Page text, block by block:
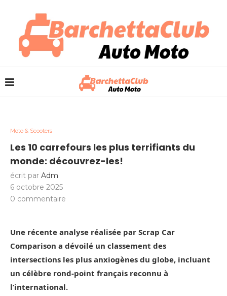
Moto & Scooters
Les 10 carrefours les plus terrifiants du
monde: découvrez-les!
écrit par Adm
6 octobre 2025
0 commentaire
Une récente analyse réalisée par Scrap Car
Comparison a dévoilé un classement des
intersections les plus anxiogènes du globe, incluant
un célèbre rond-point français reconnu à
l’international.